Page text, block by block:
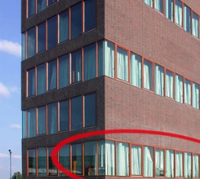
50 - 100 personen
100 - 250 personen
250 - 500 personen
500+ personen
Bijzondere locaties
Buitenlocatie
Duurzame locatie
Groene locatie